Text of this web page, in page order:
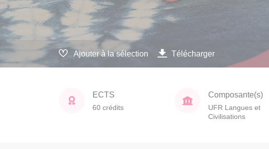
Ajouter à la sélection Télécharger
ECTS
60 crédits
Composante(s)
UFR Langues et
Civilisations